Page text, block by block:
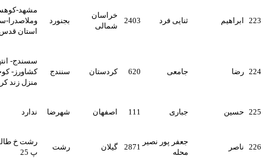
ثنایی فرد 2403
شمالی
بجنورد
مشهد-کوهسنگی-بین عدالت
وملاصدرا-سازمان حسابرسی
استان قدس رضوی-پلاک299
جامعی 620 کردستان سنندج
سسندج- انتهای خیابان
کشاورز- کوچه پیام3-پ15-
جباری 111 اصفهان شهرضا ندارد
محله
2871 گیلان رشت
رشت خ طالقانی کوچه نوری